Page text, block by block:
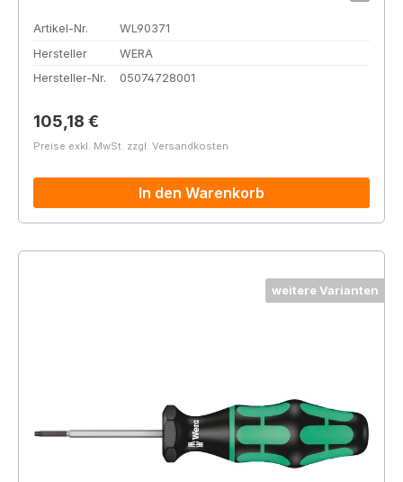
Artikel-Nr.
WL90371
Hersteller
WERA
Hersteller-Nr.
05074728001
Regulärer Preis:
105,18 €
Preise exkl. MwSt. zzgl. Versandkosten
In den Warenkorb
weitere Varianten